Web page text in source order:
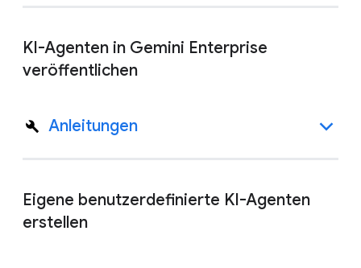
KI-Agenten in Gemini Enterprise
veröffentlichen
Anleitungen
Eigene benutzerdefinierte KI-Agenten
erstellen